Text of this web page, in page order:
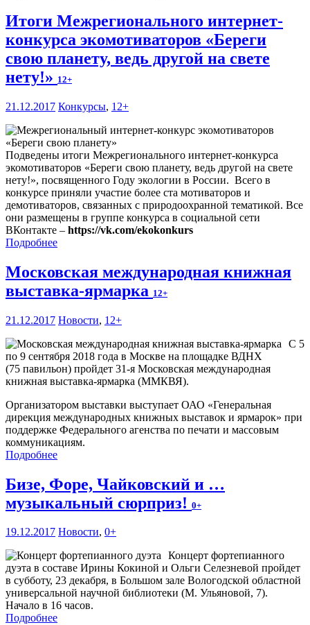
Итоги Межрегионального интернет-
конкурса экомотиваторов «Береги
свою планету, ведь другой на свете
нету!» 12+
21.12.2017 Конкурсы, 12+
Подведены итоги Межрегионального интернет-конкурса
экомотиваторов «Береги свою планету, ведь другой на свете
нету!», посвященного Году экологии в России. Всего в
конкурсе приняли участие более ста мотиваторов и
демотиваторов, связанных с природоохранной тематикой. Все
они размещены в группе конкурса в социальной сети
ВКонтакте – https://vk.com/ekokonkurs
Подробнее
Московская международная книжная
выставка-ярмарка 12+
21.12.2017 Новости, 12+
С 5
по 9 сентября 2018 года в Москве на площадке ВДНХ
(75 павильон) пройдет 31-я Московская международная
книжная выставка-ярмарка (ММКВЯ).
Организатором выставки выступает ОАО «Генеральная
дирекция международных книжных выставок и ярмарок» при
поддержке Федерального агенства по печати и массовым
коммуникациям.
Подробнее
Бизе, Форе, Чайковский и …
музыкальный сюрприз! 0+
19.12.2017 Новости, 0+
Концерт фортепианного
дуэта в составе Ирины Кокиной и Ольги Селезневой пройдет
в субботу, 23 декабря, в Большом зале Вологодской областной
универсальной научной библиотеки (М. Ульяновой, 7).
Начало в 16 часов.
Подробнее